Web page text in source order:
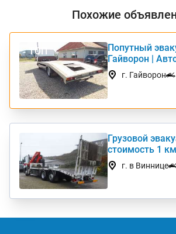
Похожие
ТОП
Попутный
Гайворон |
Интернешнл
г. Гайворон
Грузовой
стоимость 1
Украине
г. в Виннице